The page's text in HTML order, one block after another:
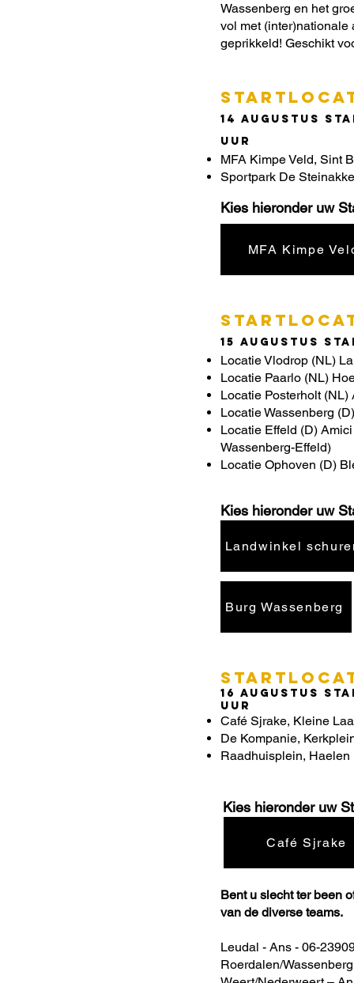
Wassenberg en het
vol met
geprikkeld! Geschikt
14 augustus
uur
MFA Kimpe Veld, Sint
Sportpark De
15 augustus
Locatie Vlodrop (NL)
Locatie Paarlo (NL)
Locatie Posterholt
Locatie Wassenberg
Locatie Effeld (D)
Wassenberg-Effeld)
Locatie Ophoven (D)
16 augustus
uur
Café Sjrake, Kleine
De Kompanie,
Raadhuisplein, Haelen
Bent u slecht ter been
van de diverse teams.
Leudal - Ans - 06-
Roerdalen/
Landwinkel
Burg Wassenberg
Kies hieronder uw
Café Sjrake
Kies hieronder uw
MFA Kimpe
Kies hieronder uw